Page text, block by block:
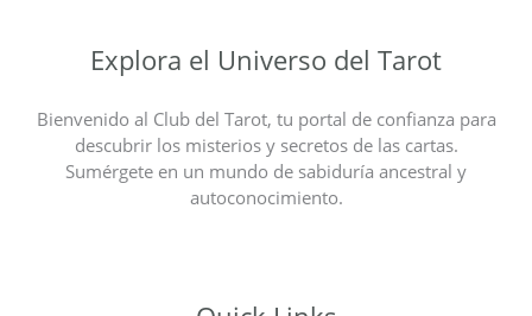
Explora el Universo del Tarot
Bienvenido al Club del Tarot, tu portal de confianza para
descubrir los misterios y secretos de las cartas.
Sumérgete en un mundo de sabiduría ancestral y
autoconocimiento.